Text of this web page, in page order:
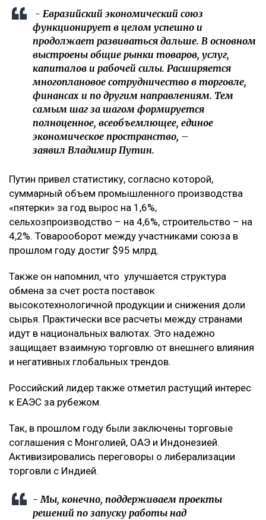
- Евразийский экономический союз
функционирует в целом успешно и
продолжает развиваться дальше. В основном
выстроены общие рынки товаров, услуг,
капиталов и рабочей силы. Расширяется
многоплановое сотрудничество в торговле,
финансах и по другим направлениям. Тем
самым шаг за шагом формируется
полноценное, всеобъемлющее, единое
экономическое пространство, –
заявил Владимир Путин.
Путин привел статистику, согласно которой,
суммарный объем промышленного производства
«пятерки» за год вырос на 1,6%,
сельхозпроизводство – на 4,6%, строительство – на
4,2%. Товарооборот между участниками союза в
прошлом году достиг $95 млрд.
Также он напомнил, что улучшается структура
обмена за счет роста поставок
высокотехнологичной продукции и снижения доли
сырья. Практически все расчеты между странами
идут в национальных валютах. Это надежно
защищает взаимную торговлю от внешнего влияния
и негативных глобальных трендов.
Российский лидер также отметил растущий интерес
к ЕАЭС за рубежом.
Так, в прошлом году были заключены торговые
соглашения с Монголией, ОАЭ и Индонезией.
Активизировались переговоры о либерализации
торговли с Индией.
- Мы, конечно, поддерживаем проекты
решений по запуску работы над